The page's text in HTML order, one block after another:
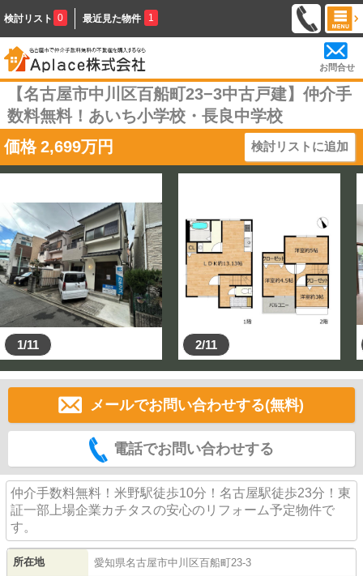
検討リスト 0 最近見た物件 1
お問合せ
【名古屋市中川区百船町23−3中古戸建】仲介手
数料無料！あいち小学校・長良中学校
価格 2,699万円 検討リストに追加
1/11 2/11
メールでお問い合わせする(無料)
電話でお問い合わせする
仲介手数料無料！米野駅徒歩10分！名古屋駅徒歩23分！東
証一部上場企業カチタスの安心のリフォーム予定物件で
す。
所在地 愛知県名古屋市中川区百船町23-3